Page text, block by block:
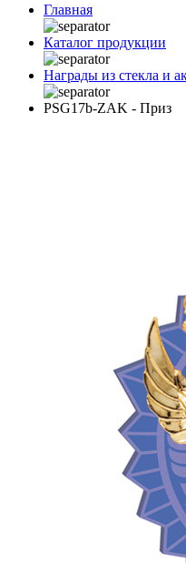
Главная
Каталог продукции
Награды из стекла и
PSG17b-ZAK - Приз